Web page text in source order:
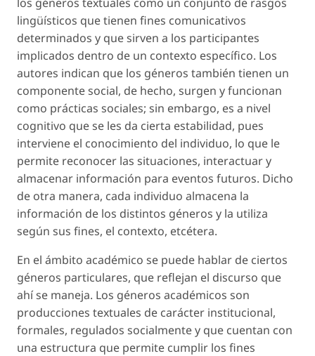
lingüísticos que tienen fines comunicativos
determinados y que sirven a los participantes
implicados dentro de un contexto específico. Los
autores indican que los géneros también tienen un
componente social, de hecho, surgen y funcionan
como prácticas sociales; sin embargo, es a nivel
cognitivo que se les da cierta estabilidad, pues
interviene el conocimiento del individuo, lo que le
permite reconocer las situaciones, interactuar y
almacenar información para eventos futuros. Dicho
de otra manera, cada individuo almacena la
información de los distintos géneros y la utiliza
según sus fines, el contexto, etcétera.
En el ámbito académico se puede hablar de ciertos
géneros particulares, que reflejan el discurso que
ahí se maneja. Los géneros académicos son
producciones textuales de carácter institucional,
formales, regulados socialmente y que cuentan con
una estructura que permite cumplir los fines